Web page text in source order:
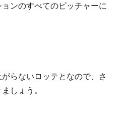
ンのすべてのピッチャーに
らないロッテとなので、さ
しょう。